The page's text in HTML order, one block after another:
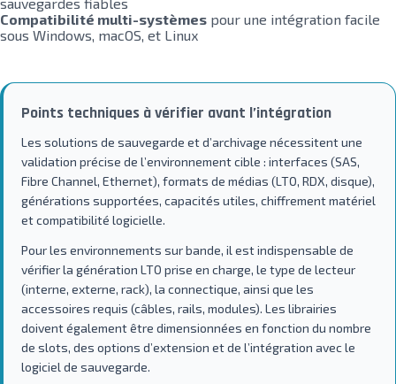
Compatibilité multi-systèmes pour une intégration facile
sous Windows, macOS, et Linux
Points techniques à vérifier avant l’intégration
Les solutions de sauvegarde et d’archivage nécessitent une
validation précise de l’environnement cible : interfaces (SAS,
Fibre Channel, Ethernet), formats de médias (LTO, RDX, disque),
générations supportées, capacités utiles, chiffrement matériel
et compatibilité logicielle.
Pour les environnements sur bande, il est indispensable de
vérifier la génération LTO prise en charge, le type de lecteur
(interne, externe, rack), la connectique, ainsi que les
accessoires requis (câbles, rails, modules). Les librairies
doivent également être dimensionnées en fonction du nombre
de slots, des options d’extension et de l’intégration avec le
logiciel de sauvegarde.